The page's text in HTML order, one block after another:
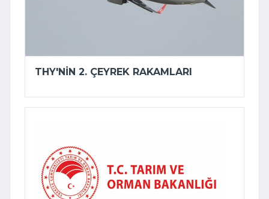
THY'NIN 2. ÇEYREK RAKAMLARI